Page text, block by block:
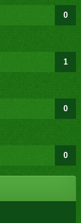
0
1
0
0